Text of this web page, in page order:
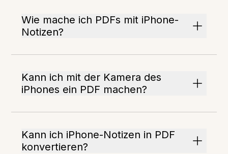
Wie mache ich PDFs mit iPhone-
Notizen?
Kann ich mit der Kamera des
iPhones ein PDF machen?
Kann ich iPhone-Notizen in PDF
konvertieren?